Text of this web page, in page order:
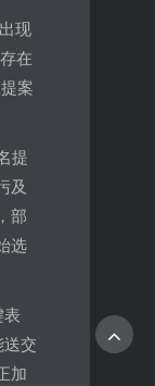
现
在
案
提
及
部
选
交
加